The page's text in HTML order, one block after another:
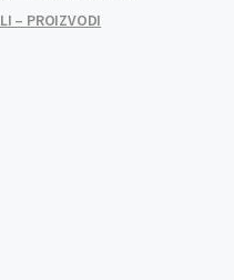
– PROIZVODI